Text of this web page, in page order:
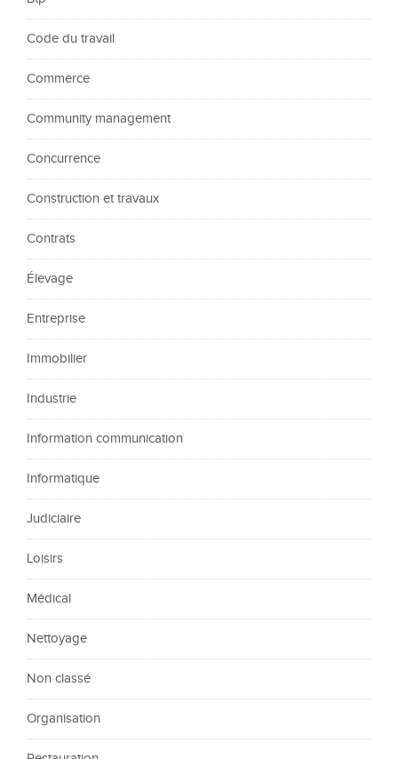
Code du travail
Commerce
Community management
Concurrence
Construction et travaux
Contrats
Élevage
Entreprise
Immobilier
Industrie
Information communication
Informatique
Judiciaire
Loisirs
Médical
Nettoyage
Non classé
Organisation